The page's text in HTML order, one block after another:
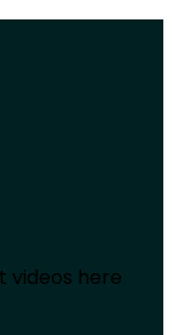
videos here